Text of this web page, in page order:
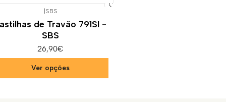
SBS
de Travão 791SI -
SBS
26,90€
Ver opções